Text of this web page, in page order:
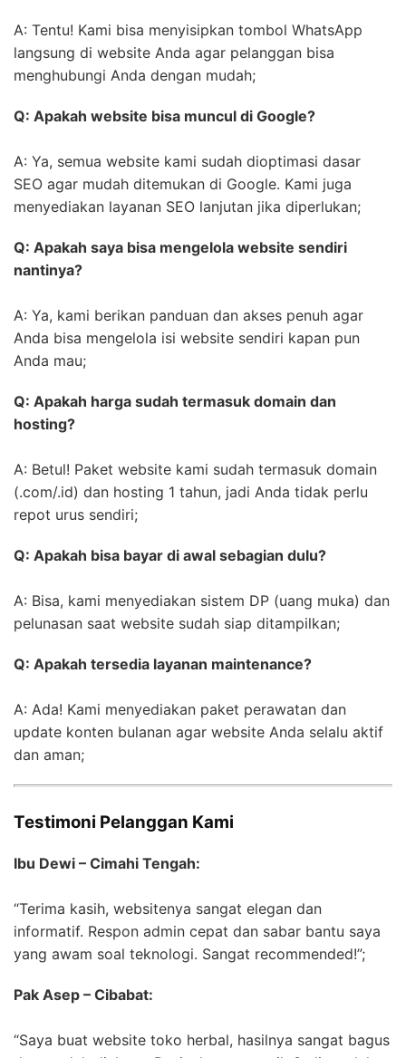
A: Tentu! Kami bisa menyisipkan tombol WhatsApp
langsung di website Anda agar pelanggan bisa
menghubungi Anda dengan mudah;
Q: Apakah website bisa muncul di Google?
A: Ya, semua website kami sudah dioptimasi dasar
SEO agar mudah ditemukan di Google. Kami juga
menyediakan layanan SEO lanjutan jika diperlukan;
Q: Apakah saya bisa mengelola website sendiri
nantinya?
A: Ya, kami berikan panduan dan akses penuh agar
Anda bisa mengelola isi website sendiri kapan pun
Anda mau;
Q: Apakah harga sudah termasuk domain dan
hosting?
A: Betul! Paket website kami sudah termasuk domain
(.com/.id) dan hosting 1 tahun, jadi Anda tidak perlu
repot urus sendiri;
Q: Apakah bisa bayar di awal sebagian dulu?
A: Bisa, kami menyediakan sistem DP (uang muka) dan
pelunasan saat website sudah siap ditampilkan;
Q: Apakah tersedia layanan maintenance?
A: Ada! Kami menyediakan paket perawatan dan
update konten bulanan agar website Anda selalu aktif
dan aman;
Testimoni Pelanggan Kami
Ibu Dewi – Cimahi Tengah:
“Terima kasih, websitenya sangat elegan dan
informatif. Respon admin cepat dan sabar bantu saya
yang awam soal teknologi. Sangat recommended!”;
Pak Asep – Cibabat:
“Saya buat website toko herbal, hasilnya sangat bagus